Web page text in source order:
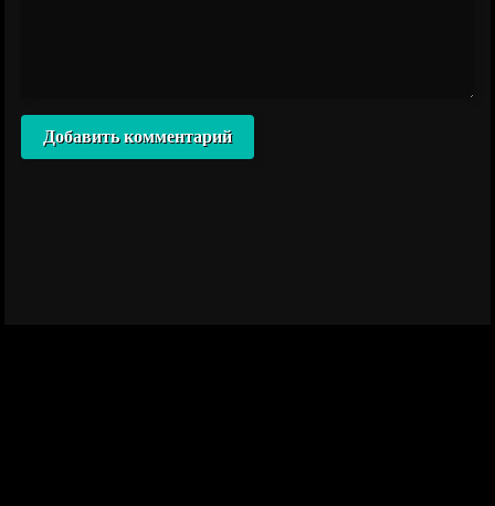
Добавить комментарий